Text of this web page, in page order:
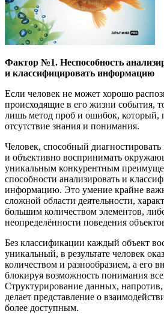
Фактор №1. Неспособность
и классифицировать информацию
Если человек не может хорошо
происходящие в его жизни события,
лишь метод проб и ошибок, который,
отсутствие знания и понимания.
Человек, способный
и объективно воспринимать
уникальным конкурентным
способности анализировать и
информацию. Это умение крайне
сложной области деятельности,
большим количеством элементов,
неопределённости поведения
Без классификации каждый объект
уникальный, в результате человек
количеством и разнообразием, а его
блокируя возможность понимания
Структурирование данных,
делает представление о
более доступным.